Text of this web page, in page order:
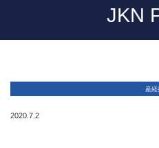
JKN
産経
2020.7.2